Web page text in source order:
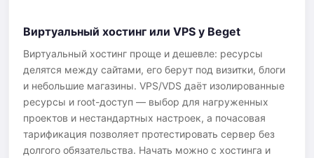
Виртуальный хостинг или VPS у Beget
Виртуальный хостинг проще и дешевле: ресурсы
делятся между сайтами, его берут под визитки, блоги
и небольшие магазины. VPS/VDS даёт изолированные
ресурсы и root-доступ — выбор для нагруженных
проектов и нестандартных настроек, а почасовая
тарификация позволяет протестировать сервер без
долгого обязательства. Начать можно с хостинга и